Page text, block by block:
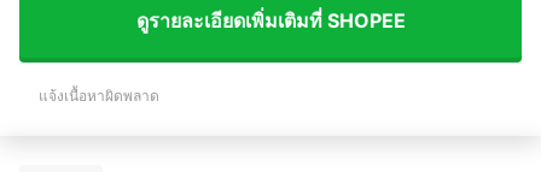
ดูรายละเอียดเพิ่มเติมที่ SHOPEE
แจ้งเนื้อหาผิดพลาด